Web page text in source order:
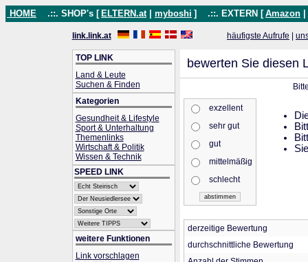
HOME .::. SHOP's [ ELTERN.at myboshi ] .::. EXTERN [ Amazon
link.link.at häufigste Aufrufe
TOP LINK
Land & Leute
Suchen & Finden
Kategorien
Gesundheit & Lifestyle
Sport & Unterhaltung
Themenlinks
Wirtschaft & Politik
Wissen & Technik
SPEED LINK
weitere Funktionen
Link vorschlagen
bewerten Sie diesen
exzellent
sehr gut
gut
mittelmäßig
schlecht
derzeitige Bewertung
durchschnittliche Bewertung